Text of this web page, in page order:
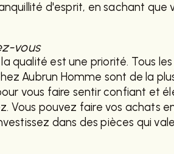
d'esprit, en sachant que
vous
qualité est une priorité. Tous
Aubrun Homme sont de la
vous faire sentir confiant et
Vous pouvez faire vos achats
dans des pièces qui